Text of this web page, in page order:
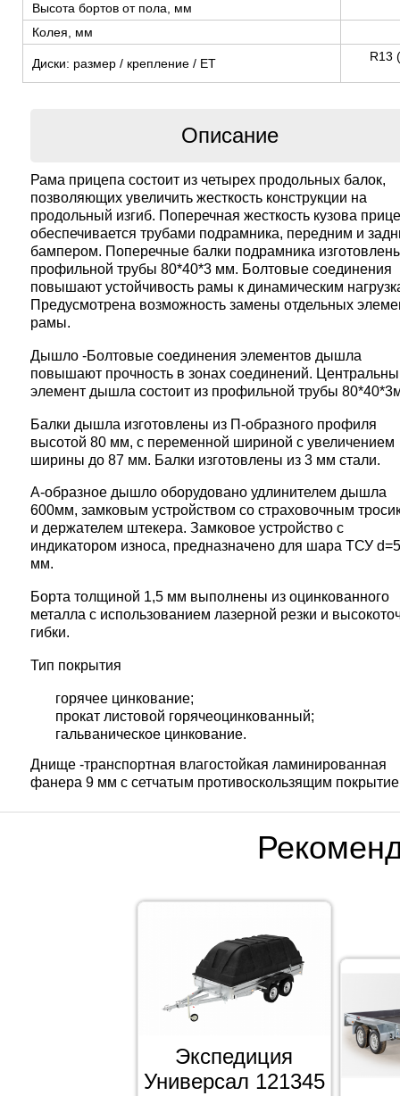
Высота бортов от пола, мм
Колея, мм
Диски: размер / крепление / ЕТ R13
Описание
Рама прицепа состоит из четырех продольных балок,
позволяющих увеличить жесткость конструкции на
продольный изгиб. Поперечная жесткость кузова
обеспечивается трубами подрамника, передним и
бампером. Поперечные балки подрамника
профильной трубы 80*40*3 мм. Болтовые соединения
повышают устойчивость рамы к динамическим
Предусмотрена возможность замены отдельных
рамы.
Дышло -Болтовые соединения элементов дышла
повышают прочность в зонах соединений.
элемент дышла состоит из профильной трубы
Балки дышла изготовлены из П-образного профиля
высотой 80 мм, с переменной шириной с увеличением
ширины до 87 мм. Балки изготовлены из 3 мм стали.
А-образное дышло оборудовано удлинителем дышла
600мм, замковым устройством со страховочным
и держателем штекера. Замковое устройство с
индикатором износа, предназначено для шара ТСУ
мм.
Борта толщиной 1,5 мм выполнены из оцинкованного
металла с использованием лазерной резки и
гибки.
Тип покрытия
горячее цинкование;
прокат листовой горячеоцинкованный;
гальваническое цинкование.
Днище -транспортная влагостойкая ламинированная
фанера 9 мм с сетчатым противоскользящим
Экспедиция
Универсал 121345